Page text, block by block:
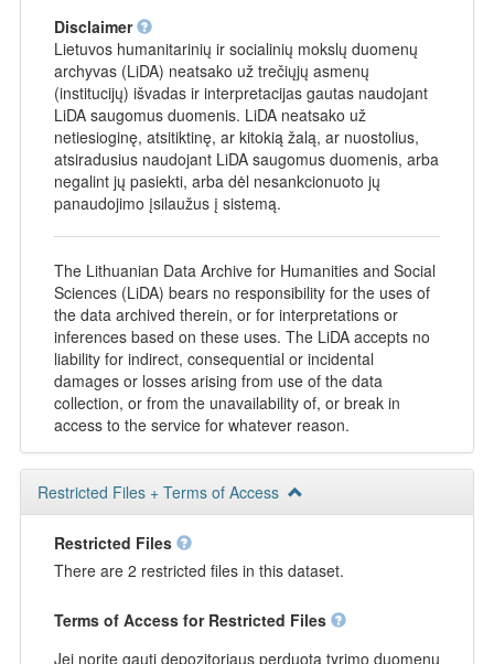
Disclaimer
Lietuvos humanitarinių ir socialinių mokslų duomenų
archyvas (LiDA) neatsako už trečiųjų asmenų
(institucijų) išvadas ir interpretacijas gautas naudojant
LiDA saugomus duomenis. LiDA neatsako už
netiesioginę, atsitiktinę, ar kitokią žalą, ar nuostolius,
atsiradusius naudojant LiDA saugomus duomenis, arba
negalint jų pasiekti, arba dėl nesankcionuoto jų
panaudojimo įsilaužus į sistemą.
The Lithuanian Data Archive for Humanities and Social
Sciences (LiDA) bears no responsibility for the uses of
the data archived therein, or for interpretations or
inferences based on these uses. The LiDA accepts no
liability for indirect, consequential or incidental
damages or losses arising from use of the data
collection, or from the unavailability of, or break in
access to the service for whatever reason.
Restricted Files + Terms of Access
Restricted Files
There are 2 restricted files in this dataset.
Terms of Access for Restricted Files
Jei norite gauti depozitoriaus perduotą tyrimo duomenų